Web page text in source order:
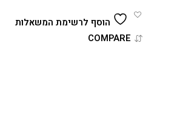
הוסף לרשימת המשאלות
COMPARE